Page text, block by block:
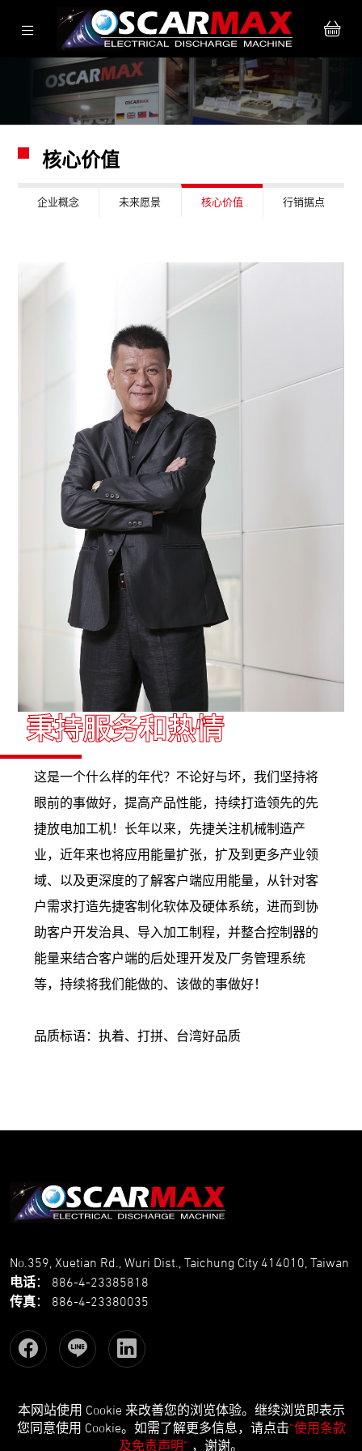
核心价值
企业概念 未来愿景 核心价值 行销据点
秉持服务和热情
这是一个什么样的年代？不论好与坏，我们坚持将
眼前的事做好，提高产品性能，持续打造领先的先
捷放电加工机！长年以来，先捷关注机械制造产
业，近年来也将应用能量扩张，扩及到更多产业领
域、以及更深度的了解客户端应用能量，从针对客
户需求打造先捷客制化软体及硬体系统，进而到协
助客户开发治具、导入加工制程，并整合控制器的
能量来结合客户端的后处理开发及厂务管理系统
等，持续将我们能做的、该做的事做好！
品质标语：执着、打拼、台湾好品质
No.359, Xuetian Rd., Wuri Dist., Taichung City 414010, Taiwan
电话： 886-4-23385818
传真： 886-4-23380035
Copyright © OSCARMAX All Rights Reserved. Designedby Lets
MediaEZB2B
本网站使用 Cookie 来改善您的浏览体验。继续浏览即表示
您同意使用 Cookie。如需了解更多信息，请点击“使用条款
及免责声明” ，谢谢。